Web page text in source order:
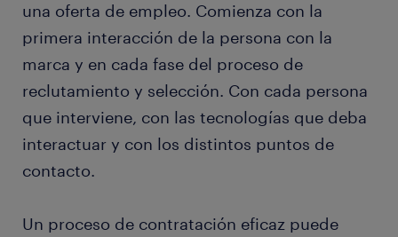
una oferta de empleo. Comienza con la
primera interacción de la persona con la
marca y en cada fase del proceso de
reclutamiento y selección. Con cada persona
que interviene, con las tecnologías que deba
interactuar y con los distintos puntos de
contacto.
Un proceso de contratación eficaz puede